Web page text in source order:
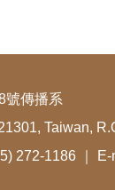
號傳播系
Taiwan,
272-1186 ｜